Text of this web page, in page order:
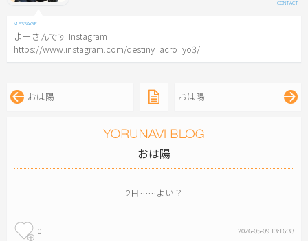
よーさんです Instagram
https://www.instagram.com/destiny_acro_yo3/
おは陽 おは陽
おは陽
2日……よい？
0 2026-05-09 13:16:33